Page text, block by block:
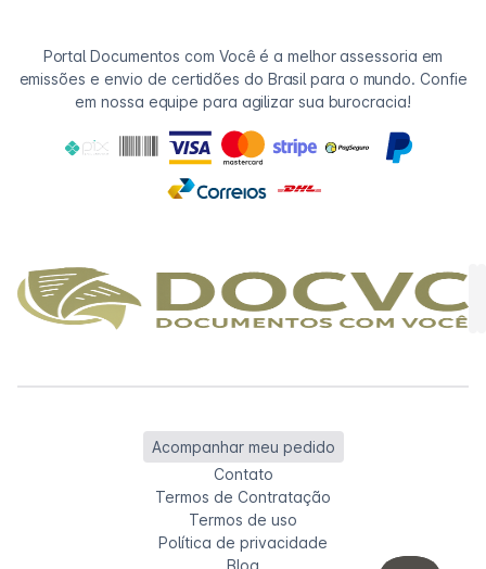
Portal Documentos com Você é a melhor assessoria em
emissões e envio de certidões do Brasil para o mundo. Confie
em nossa equipe para agilizar sua burocracia!
Acompanhar meu pedido
Contato
Termos de Contratação
Termos de uso
Política de privacidade
Blog